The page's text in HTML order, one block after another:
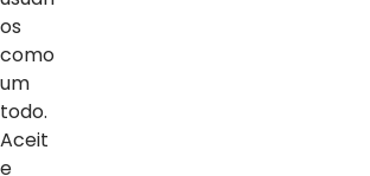
os
como
um
todo.
Aceit
e